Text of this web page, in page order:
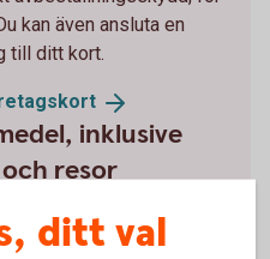
kan även ansluta en
till ditt kort.
inklusive
resor
har du förmånliga
– inklusive
ditt val